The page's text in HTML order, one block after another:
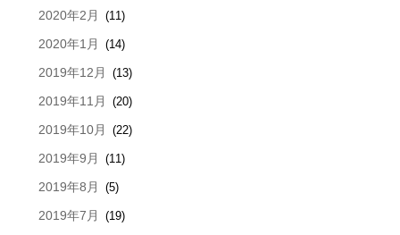
2020年2月 (11)
2020年1月 (14)
2019年12月 (13)
2019年11月 (20)
2019年10月 (22)
2019年9月 (11)
2019年8月 (5)
2019年7月 (19)